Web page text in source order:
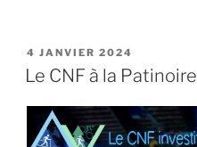
PUBLIÉ
LE
4 JANVIER 2024
Le CNF à la Patinoire